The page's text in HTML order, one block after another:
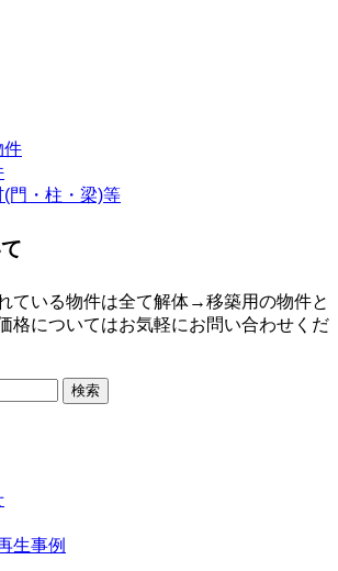
件
門・柱・梁)等
ている物件は全て解体→移築用の物件と
格についてはお気軽にお問い合わせくだ
生事例